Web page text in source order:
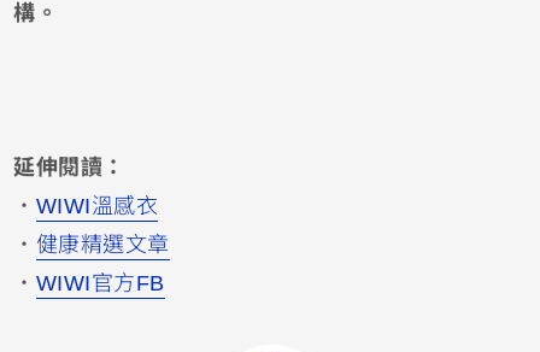
構。
延伸閱讀：
・ WIWI溫感衣
・ 健康精選文章
・ WIWI官方FB